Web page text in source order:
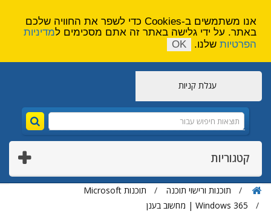
עגלת קניות
קטגוריות
תוכנות ורישוי תוכנה
תוכנות Microsoft
Windows 365 | מחשוב בענן
אנו משתמשים ב-Cookies כדי לשפר את החוויה שלכם
באתר. על ידי גלישה באתר זה אתם מסכימים למדיניות
הפרטיות שלנו. OK